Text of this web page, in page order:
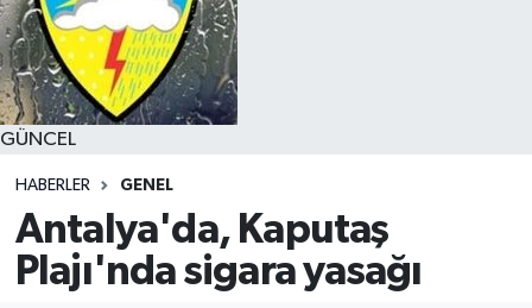
GÜNCEL
HABERLER GENEL
Antalya'da, Kaputaş
Plajı'nda sigara yasağı